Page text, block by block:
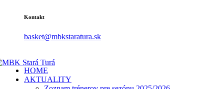
Kontakt
basket@mbkstaratura.sk
HOME
AKTUALITY